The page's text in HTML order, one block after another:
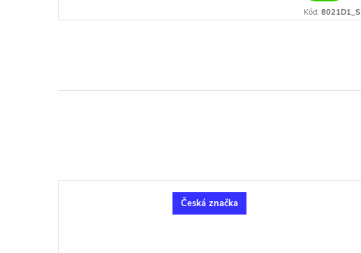
Kód: 8021D1_S
Česká značka